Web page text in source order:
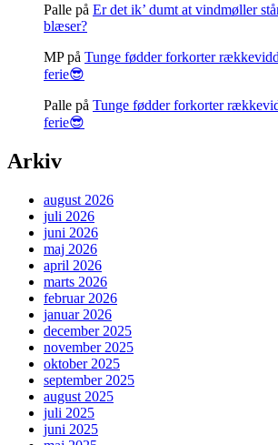
Palle på Er det ik’ dumt at vindmøller
blæser?
MPpå Tunge fødder forkorter
ferie😎
Palle på Tunge fødder forkorter
ferie😎
Arkiv
august 2026
juli 2026
juni 2026
maj 2026
april 2026
marts 2026
februar 2026
januar 2026
december 2025
november 2025
oktober 2025
september 2025
august 2025
juli 2025
juni 2025